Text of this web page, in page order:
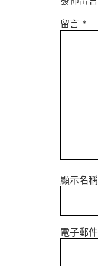
留言 *
顯示名稱
電子郵